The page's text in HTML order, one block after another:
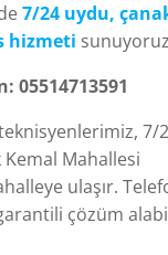
7/24 uydu,
hizmeti
05514713591
7/
Kemal Mahallesi
ulaşır.
çözüm